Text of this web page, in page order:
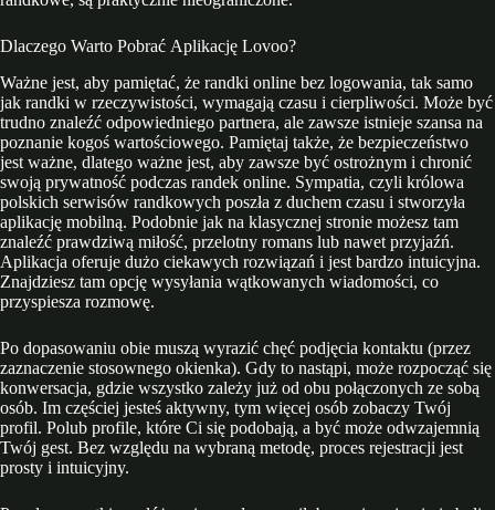
Dlaczego Warto Pobrać Aplikację Lovoo?
Ważne jest, aby pamiętać, że randki online bez logowania, tak samo
jak randki w rzeczywistości, wymagają czasu i cierpliwości. Może być
trudno znaleźć odpowiedniego partnera, ale zawsze istnieje szansa na
poznanie kogoś wartościowego. Pamiętaj także, że bezpieczeństwo
jest ważne, dlatego ważne jest, aby zawsze być ostrożnym i chronić
swoją prywatność podczas randek online. Sympatia, czyli królowa
polskich serwisów randkowych poszła z duchem czasu i stworzyła
aplikację mobilną. Podobnie jak na klasycznej stronie możesz tam
znaleźć prawdziwą miłość, przelotny romans lub nawet przyjaźń.
Aplikacja oferuje dużo ciekawych rozwiązań i jest bardzo intuicyjna.
Znajdziesz tam opcję wysyłania wątkowanych wiadomości, co
przyspiesza rozmowę.
Po dopasowaniu obie muszą wyrazić chęć podjęcia kontaktu (przez
zaznaczenie stosownego okienka). Gdy to nastąpi, może rozpocząć się
konwersacja, gdzie wszystko zależy już od obu połączonych ze sobą
osób. Im częściej jesteś aktywny, tym więcej osób zobaczy Twój
profil. Polub profile, które Ci się podobają, a być może odwzajemnią
Twój gest. Bez względu na wybraną metodę, proces rejestracji jest
prosty i intuicyjny.